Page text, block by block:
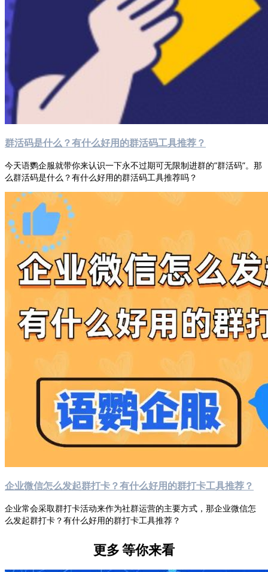
群活码是什么？有什么好用的群活码工具推荐？
今天语鹦企服就带你来认识一下永不过期可无限制进群的”群活码”。那
么群活码是什么？有什么好用的群活码工具推荐吗？
企业微信怎么发起群打卡？有什么好用的群打卡工具推荐？
企业常会采取群打卡活动来作为社群运营的主要方式，那企业微信怎
么发起群打卡？有什么好用的群打卡工具推荐？
更多等你来看